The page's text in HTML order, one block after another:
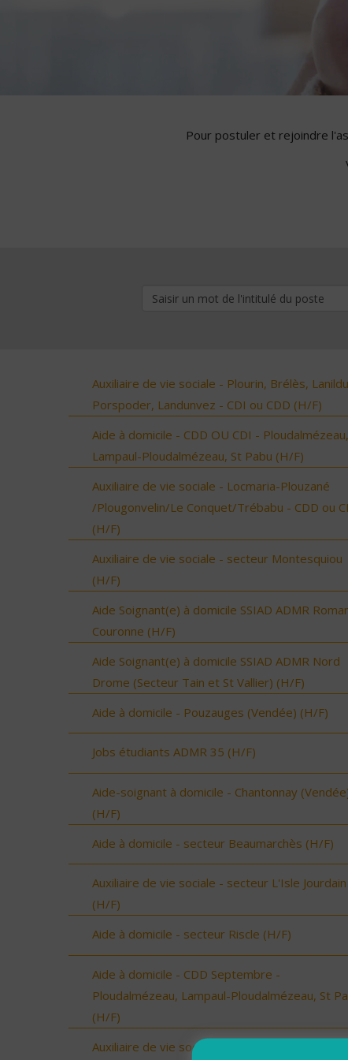
Pour postuler et rejoindre
Auxiliaire de vie sociale - Plourin, Brélès,
Porspoder, Landunvez - CDI ou CDD (H/F)
Aide à domicile - CDD OU CDI - Ploudalmézeau,
Lampaul-Ploudalmézeau, St Pabu (H/F)
Auxiliaire de vie sociale - Locmaria-Plouzané
/Plougonvelin/Le Conquet/Trébabu - CDD ou
(H/F)
Auxiliaire de vie sociale - secteur Montesquiou
(H/F)
Aide Soignant(e) à domicile SSIAD ADMR
Couronne (H/F)
Aide Soignant(e) à domicile SSIAD ADMR Nord
Drome (Secteur Tain et St Vallier) (H/F)
Aide à domicile - Pouzauges (Vendée) (H/F)
Jobs étudiants ADMR 35 (H/F)
Aide-soignant à domicile - Chantonnay
(H/F)
Aide à domicile - secteur Beaumarchès (H/F)
Auxiliaire de vie sociale - secteur L'Isle Jourdain
(H/F)
Aide à domicile - secteur Riscle (H/F)
Aide à domicile - CDD Septembre -
Ploudalmézeau, Lampaul-Ploudalmézeau, St
(H/F)
Auxiliaire de vie sociale - Plourin, Brélès, Lanildut,